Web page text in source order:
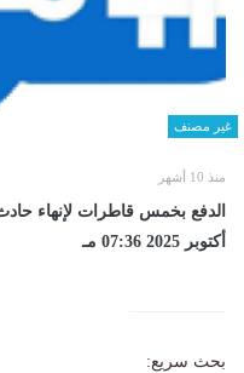
غير مصنف
منذ 10 أشهر
أكتوبر 2025 07:36 مـ
بحث سريع: